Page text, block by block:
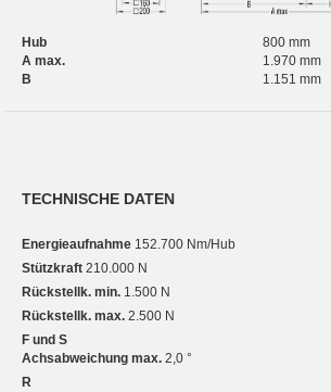
Hub
800 mm
A max.
1.970 mm
B
1.151 mm
TECHNISCHE DATEN
Energieaufnahme 152.700 Nm/Hub
Stützkraft 210.000 N
Rückstellk. min. 1.500 N
Rückstellk. max. 2.500 N
F und S
Achsabweichung max. 2,0 °
R